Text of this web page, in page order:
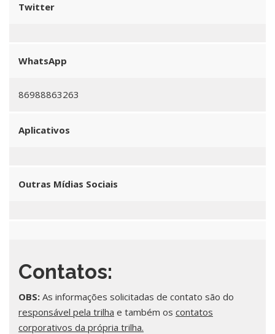
Twitter
WhatsApp
86988863263
Aplicativos
Outras Mídias Sociais
Contatos:
OBS: As informações solicitadas de contato são do
responsável pela trilha e também os contatos
corporativos da própria trilha.